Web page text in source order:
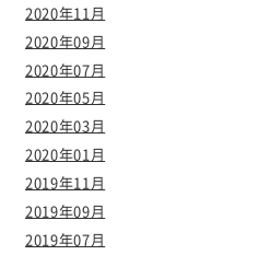
2020年11月
2020年09月
2020年07月
2020年05月
2020年03月
2020年01月
2019年11月
2019年09月
2019年07月